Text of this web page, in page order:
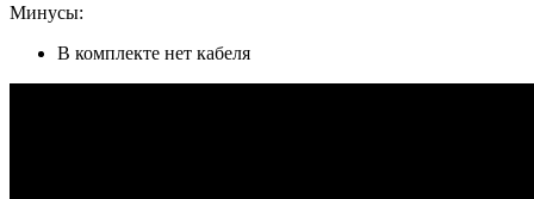
Минусы:
В комплекте нет кабеля